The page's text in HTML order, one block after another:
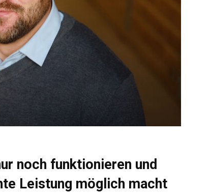
noch funktionieren und
Leistung möglich macht